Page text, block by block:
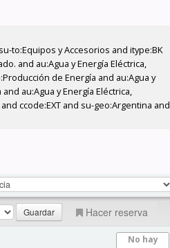
to:Equipos y Accesorios and itype:BK
and au:Agua y Energía Eléctrica,
de Energía and au:Agua y
au:Agua y Energía Eléctrica,
ccode:EXT and su-geo:Argentina and
Hacer reserva
No hay